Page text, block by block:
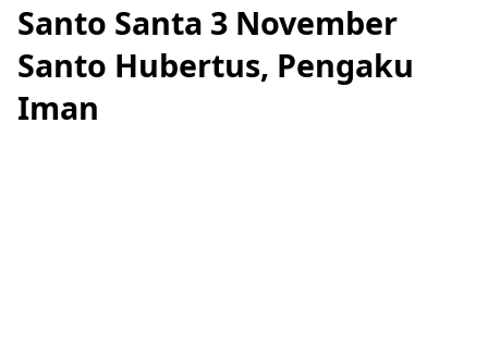
Santo Santa 3 November
Santo Hubertus, Pengaku
Iman